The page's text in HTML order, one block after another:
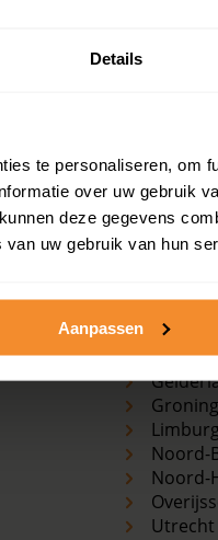
Details
te personaliseren, om
over uw gebruik
deze gegevens
uw gebruik van hun
Aanpassen
en andere
Flevoland
Limburg
Noord-
Noord-
Utrecht